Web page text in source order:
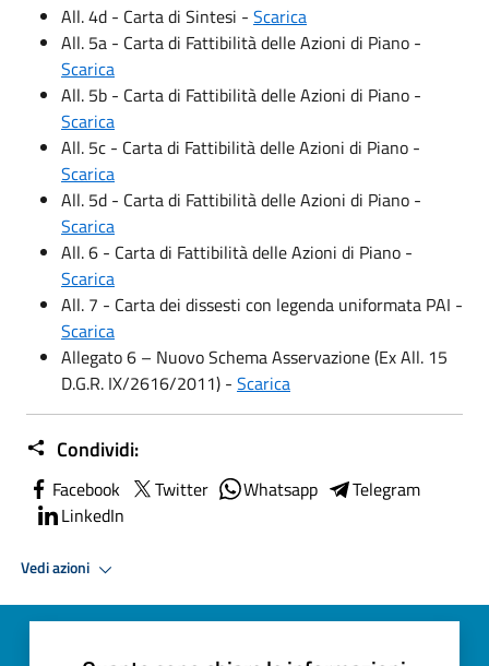
All. 4d - Carta di Sintesi - Scarica
All. 5a - Carta di Fattibilità delle Azioni di Piano -
Scarica
All. 5b - Carta di Fattibilità delle Azioni di Piano -
Scarica
All. 5c - Carta di Fattibilità delle Azioni di Piano -
Scarica
All. 5d - Carta di Fattibilità delle Azioni di Piano -
Scarica
All. 6 - Carta di Fattibilità delle Azioni di Piano -
Scarica
All. 7 - Carta dei dissesti con legenda uniformata PAI -
Scarica
Allegato 6 – Nuovo Schema Asservazione (Ex All. 15
D.G.R. IX/2616/2011) - Scarica
Condividi:
Facebook Twitter Whatsapp
Telegram
LinkedIn
Vedi azioni